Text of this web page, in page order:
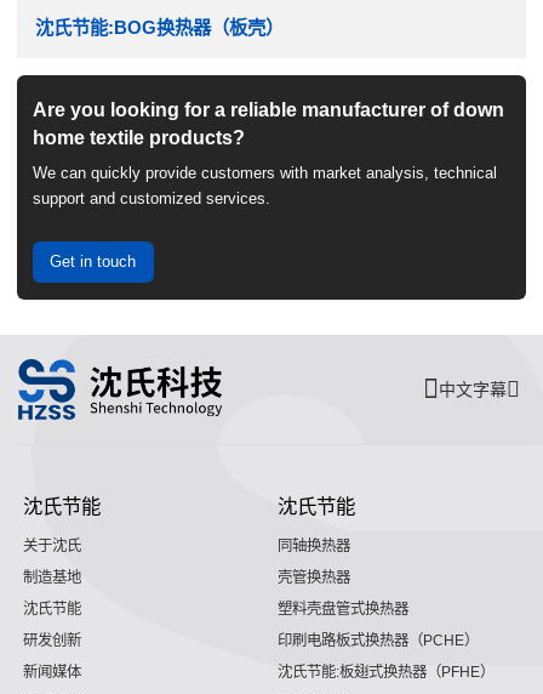
沈氏节能:BOG换热器（板壳）
Are you looking for a reliable manufacturer of down
home textile products?
We can quickly provide customers with market analysis, technical
support and customized services.
Get in touch
中文字幕
沈氏节能
关于沈氏
制造基地
沈氏节能
研发创新
新闻媒体
沈氏节能
同轴换热器
壳管换热器
塑料壳盘管式换热器
印刷电路板式换热器（PCHE）
沈氏节能:板翅式换热器（PFHE）